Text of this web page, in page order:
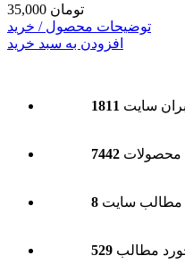
35,000 تومان
توضیحات محصول / خرید
افزودن به سبد خرید
سایت
محصولات
سایت
مطالب